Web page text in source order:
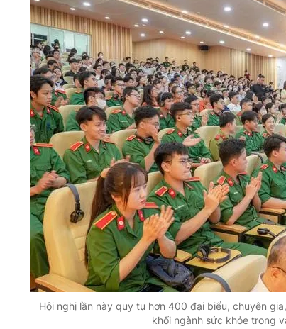
Hội nghị lần này quy tụ hơn 400 đại biểu, chuyên
khối ngành sức khỏe trong